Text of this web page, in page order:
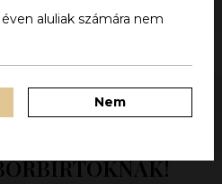
aluliak számára nem
Nem